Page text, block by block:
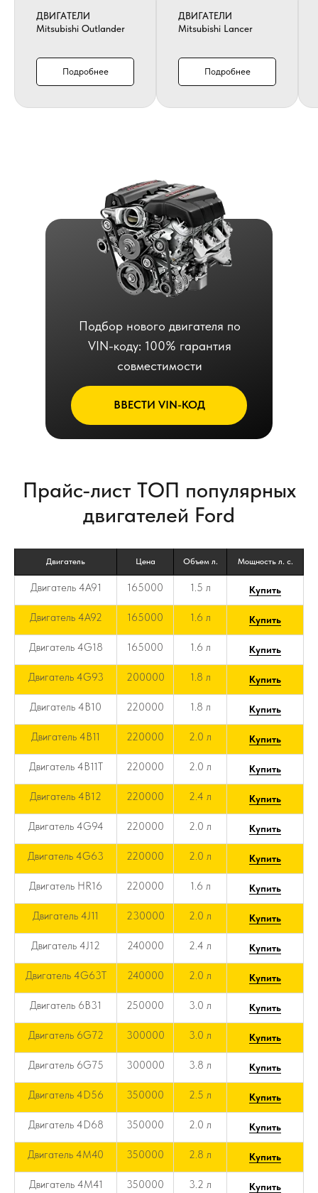
ДВИГАТЕЛИ
Mitsubishi Outlander
Подробнее
ДВИГАТЕЛИ
Mitsubishi Lancer
Подробнее
ВВЕСТИ VIN-КОД
Подбор нового двигателя по
VIN-коду: 100% гарантия
совместимости
Прайс-лист ТОП популярных
двигателей Ford
Двигатель Цена Объем л. Мощность л. с.
Двигатель 4A91 165000 1.5 л Купить
Двигатель 4A92 165000 1.6 л Купить
Двигатель 4G18 165000 1.6 л Купить
Двигатель 4G93 200000 1.8 л Купить
Двигатель 4B10 220000 1.8 л Купить
Двигатель 4B11 220000 2.0 л Купить
Двигатель 4B11T 220000 2.0 л Купить
Двигатель 4B12 220000 2.4 л Купить
Двигатель 4G94 220000 2.0 л Купить
Двигатель 4G63 220000 2.0 л Купить
Двигатель HR16 220000 1.6 л Купить
Двигатель 4J11 230000 2.0 л Купить
Двигатель 4J12 240000 2.4 л Купить
Двигатель 4G63T 240000 2.0 л Купить
Двигатель 6B31 250000 3.0 л Купить
Двигатель 6G72 300000 3.0 л Купить
Двигатель 6G75 300000 3.8 л Купить
Двигатель 4D56 350000 2.5 л Купить
Двигатель 4D68 350000 2.0 л Купить
Двигатель 4M40 350000 2.8 л Купить
Двигатель 4M41 350000 3.2 л Купить